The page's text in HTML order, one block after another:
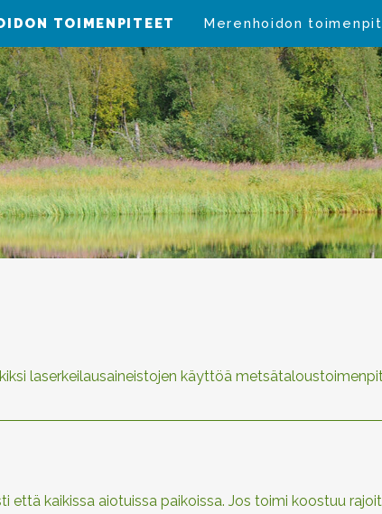
TOIMENPITEET Merenhoidon
laserkeilausaineistojen käyttöä
että kaikissa aiotuissa paikoissa. Jos toimi koostuu